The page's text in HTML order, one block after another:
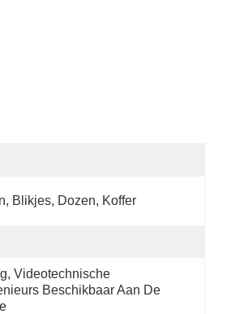
Blikjes, Dozen, Koffer
Videotechnische
Beschikbaar Aan De